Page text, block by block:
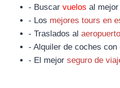
- Buscar vuelos al
- Los mejores tours en
- Traslados al aeropuerto
- Alquiler de coches con
- El mejor seguro de